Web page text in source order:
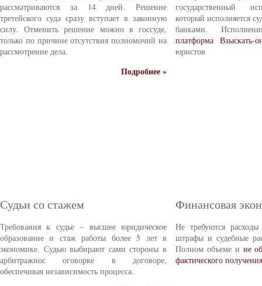
рассматриваются за 14 дней. Решение
третейского суда сразу вступает в законную
силу. Отменить решение можно в госсуде,
только по причине отсутствия полномочий на
рассмотрение дела.
Подробнее »
государственный
который исполняется
банками.
платформа Взыскать-
юристов
Судьи со стажем
Требования к судье – высшее юридическое
образование и стаж работы более 5 лет в
экономике. Судью выбирают сами стороны в
арбитражнос оговорке в договоре,
обеспечивая независимость процесса.
Финансовая
Не требуются
штрафы и судебные
Полном объеме и не
фактического получения